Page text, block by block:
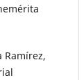
Ramírez,